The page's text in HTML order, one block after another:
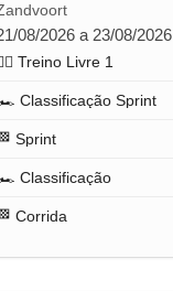
08/2026 a 23/08/2026
Treino Livre 1
Classificação Sprint
Sprint
Classificação
Corrida